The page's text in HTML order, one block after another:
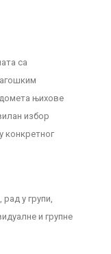
са
њихове
избор
конкретног
у групи,
и групне